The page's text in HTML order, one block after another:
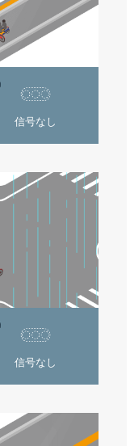
信号なし
信号なし